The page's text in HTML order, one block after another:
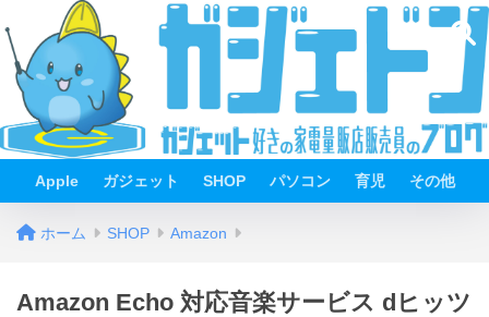
Apple ガジェット SHOP パソコン 育児 その他
ホーム SHOP Amazon
Amazon Echo 対応音楽サービス dヒッツ